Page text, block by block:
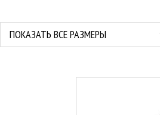
ПОКАЗАТЬ ВСЕ РАЗМЕРЫ